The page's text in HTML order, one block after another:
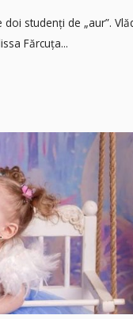
doi studenți de „aur”.
Fărcuța...